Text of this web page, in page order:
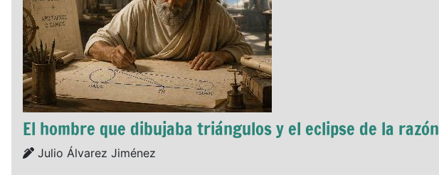
El hombre que dibujaba triángulos y el eclipse de la razón
Details
Julio Álvarez Jiménez